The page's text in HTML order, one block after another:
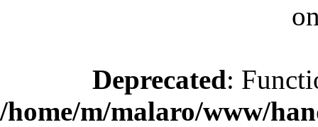
Deprecated:
/home/m/malaro/www/